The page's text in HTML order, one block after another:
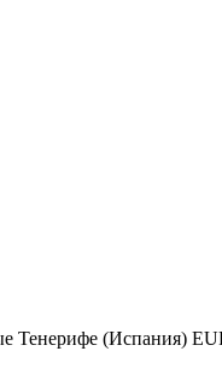
Тенерифе (Испания)